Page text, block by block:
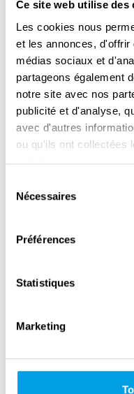
Ce site web utilise des
Les cookies nous
et les annonces,
médias sociaux et
partageons également
notre site avec nos
publicité et d'analyse,
avec d'autres
ou qu'ils ont collectées
services.
Nécessaires
Préférences
Statistiques
Marketing
The Gdynia